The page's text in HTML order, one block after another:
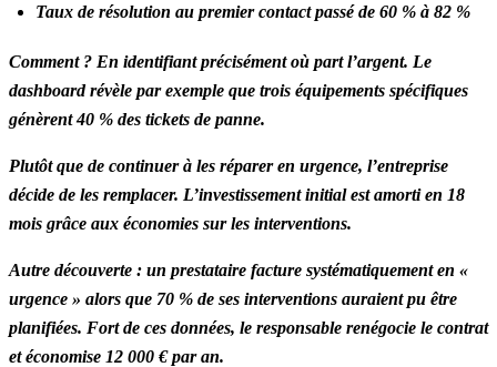
Taux de résolution au premier contact passé de 60 % à 82 %
Comment ? En identifiant précisément où part l’argent. Le
dashboard révèle par exemple que trois équipements spécifiques
génèrent 40 % des tickets de panne.
Plutôt que de continuer à les réparer en urgence, l’entreprise
décide de les remplacer. L’investissement initial est amorti en 18
mois grâce aux économies sur les interventions.
Autre découverte : un prestataire facture systématiquement en «
urgence » alors que 70 % de ses interventions auraient pu être
planifiées. Fort de ces données, le responsable renégocie le contrat
et économise 12 000 € par an.